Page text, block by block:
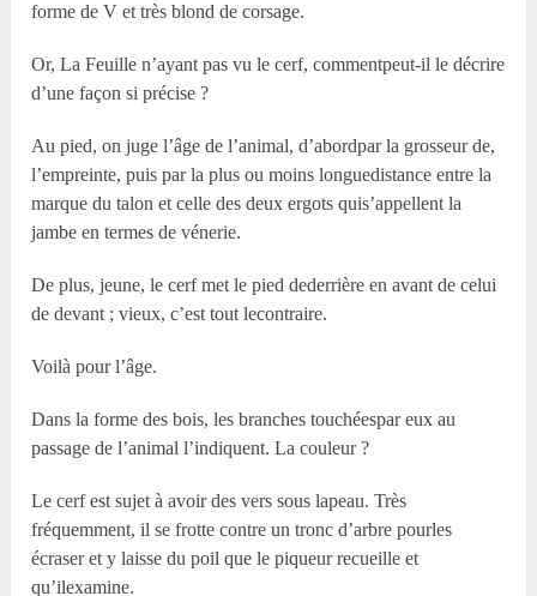
forme de V et très blond de corsage.
Or, La Feuille n’ayant pas vu le cerf, commentpeut-il le décrire
d’une façon si précise ?
Au pied, on juge l’âge de l’animal, d’abordpar la grosseur de,
l’empreinte, puis par la plus ou moins longuedistance entre la
marque du talon et celle des deux ergots quis’appellent la
jambe en termes de vénerie.
De plus, jeune, le cerf met le pied dederrière en avant de celui
de devant ; vieux, c’est tout lecontraire.
Voilà pour l’âge.
Dans la forme des bois, les branches touchéespar eux au
passage de l’animal l’indiquent. La couleur ?
Le cerf est sujet à avoir des vers sous lapeau. Très
fréquemment, il se frotte contre un tronc d’arbre pourles
écraser et y laisse du poil que le piqueur recueille et
qu’ilexamine.